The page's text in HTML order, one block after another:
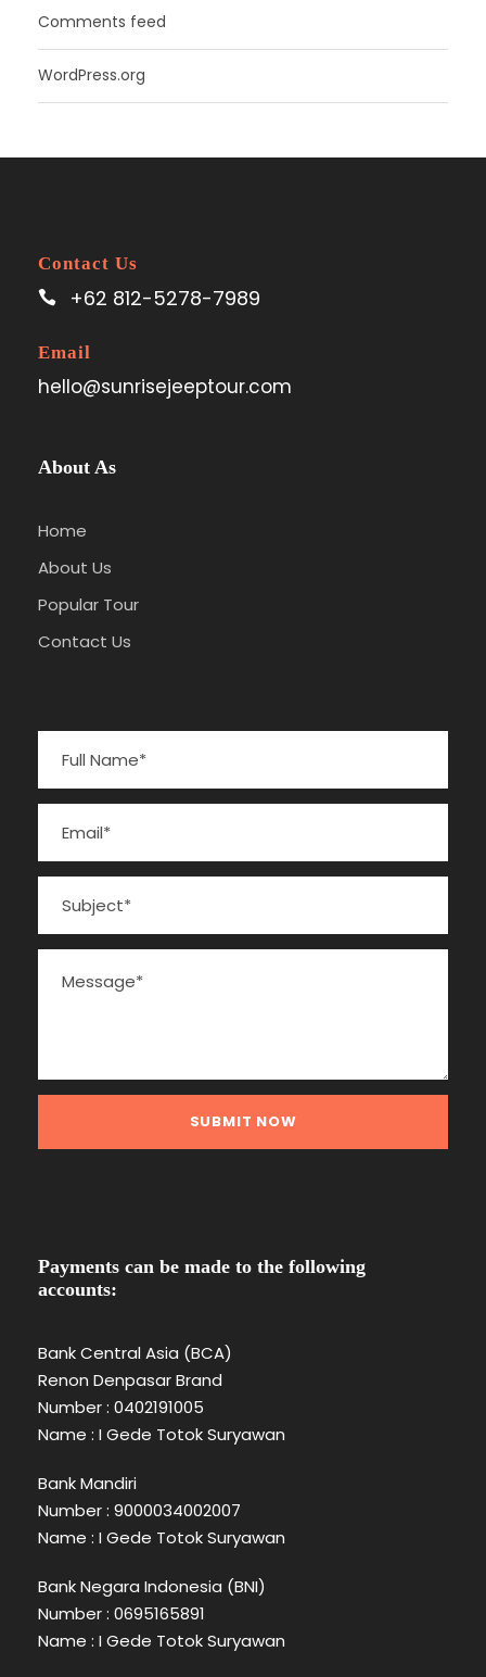
Comments feed
WordPress.org
Contact Us
+62 812-5278-7989
Email
hello@sunrisejeeptour.com
About As
Home
About Us
Popular Tour
Contact Us
Payments can be made to the following
accounts:
Bank Central Asia (BCA)
Renon Denpasar Brand
Number : 0402191005
Name : I Gede Totok Suryawan
Bank Mandiri
Number : 9000034002007
Name : I Gede Totok Suryawan
Bank Negara Indonesia (BNI)
Number : 0695165891
Name : I Gede Totok Suryawan